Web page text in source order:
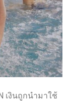
เงินถูกนำมาใช้